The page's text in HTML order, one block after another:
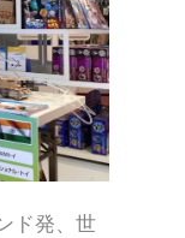
ド発、世